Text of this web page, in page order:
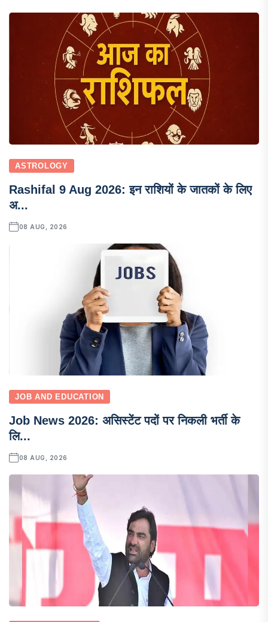
ASTROLOGY
Rashifal 9 Aug 2026: इन राशियों के जातकों के लिए
अ...
08 AUG, 2026
JOB AND EDUCATION
Job News 2026: असिस्टेंट पदों पर निकली भर्ती के
लि...
08 AUG, 2026